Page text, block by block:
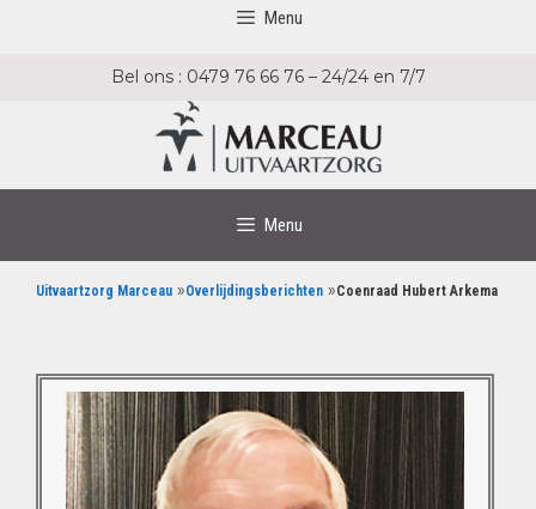
Menu
Bel ons : 0479 76 66 76 – 24/24 en 7/7
Menu
Uitvaartzorg Marceau »Overlijdingsberichten »Coenraad Hubert Arkema